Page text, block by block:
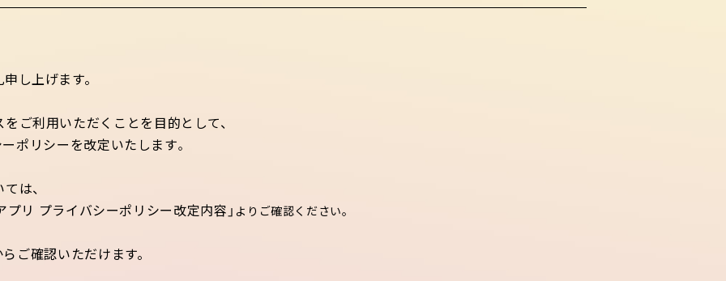
し上げます。
ご利用いただくことを目的として、
ポリシーを改定いたします。
は、
プリ プライバシーポリシー改定内容」 よりご確認ください。
ご確認いただけます。